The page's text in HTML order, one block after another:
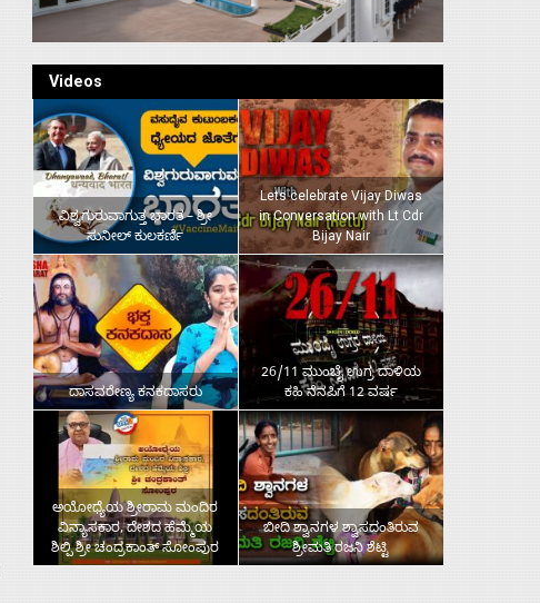
Videos
ವಿಶ್ವಗುರುವಾಗುತ್ತ ಭಾರತ – ಶ್ರೀ
ಸುನೀಲ್‌ ಕುಲಕರ್ಣಿ
Lets celebrate Vijay Diwas
in Conversation with Lt Cdr
Bijay Nair
ದಾಸವರೇಣ್ಯ ಕನಕದಾಸರು
26/11 ಮುಂಬೈ ಉಗ್ರ ದಾಳಿಯ
ಕಹಿ ನೆನಪಿಗೆ 12 ವರ್ಷ
ಅಯೋಧ್ಯೆಯ ಶ್ರೀರಾಮ ಮಂದಿರ
ವಿನ್ಯಾಸಕಾರ, ದೇಶದ ಹೆಮ್ಮೆಯ
ಶಿಲ್ಪಿ ಶ್ರೀ ಚಂದ್ರಕಾಂತ್‌ ಸೋಂಪುರ
ಬೀದಿ ಶ್ವಾನಗಳ ಶ್ವಾಸದಂತಿರುವ
ಶ್ರೀಮತಿ ರಜನಿ ಶೆಟ್ಟಿ